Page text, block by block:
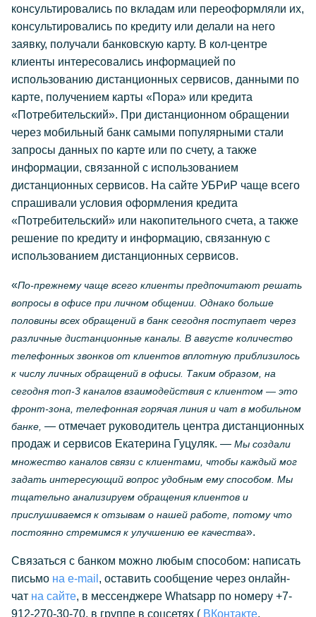
консультировались по вкладам или переоформляли их,
консультировались по кредиту или делали на него
заявку, получали банковскую карту. В кол-центре
клиенты интересовались информацией по
использованию дистанционных сервисов, данными по
карте, получением карты «Пора» или кредита
«Потребительский». При дистанционном обращении
через мобильный банк самыми популярными стали
запросы данных по карте или по счету, а также
информации, связанной с использованием
дистанционных сервисов. На сайте УБРиР чаще всего
спрашивали условия оформления кредита
«Потребительский» или накопительного счета, а также
решение по кредиту и информацию, связанную с
использованием дистанционных сервисов.
«По-прежнему чаще всего клиенты предпочитают решать
вопросы в офисе при личном общении. Однако больше
половины всех обращений в банк сегодня поступает через
различные дистанционные каналы. В августе количество
телефонных звонков от клиентов вплотную приблизилось
к числу личных обращений в офисы. Таким образом, на
сегодня топ-3 каналов взаимодействия с клиентом — это
фронт-зона, телефонная горячая линия и чат в мобильном
банке, — отмечает руководитель центра дистанционных
продаж и сервисов Екатерина Гуцуляк. — Мы создали
множество каналов связи с клиентами, чтобы каждый мог
задать интересующий вопрос удобным ему способом. Мы
тщательно анализируем обращения клиентов и
прислушиваемся к отзывам о нашей работе, потому что
постоянно стремимся к улучшению ее качества».
Связаться с банком можно любым способом: написать
письмо на e-mail , оставить сообщение через онлайн-
чат на сайте, в мессенджере Whatsapp по номеру +7-
912-270-30-70, в группе в соцсетях ( ВКонтакте,